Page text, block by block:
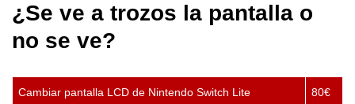
¿Se ve a trozos la pantalla o
no se ve?
Cambiar pantalla LCD de Nintendo Switch Lite 80€